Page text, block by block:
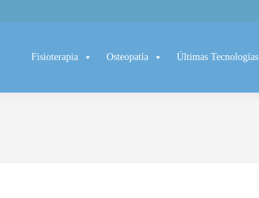
Fisioterapia Osteopatía Últimas Tecnologías